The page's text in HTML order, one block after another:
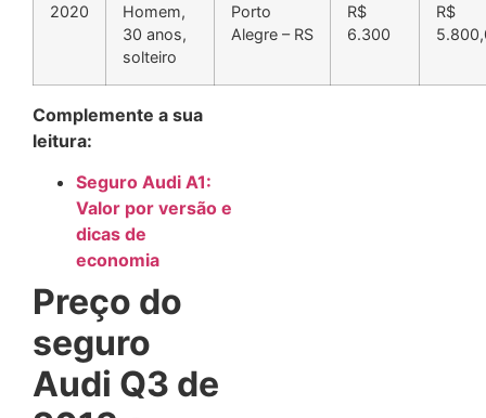
2020
Homem,
30 anos,
solteiro
Porto
Alegre – RS
R$
6.300
R$
Complemente a sua
leitura:
Seguro Audi A1:
Valor por versão e
dicas de
economia
Preço do
seguro
Audi Q3 de